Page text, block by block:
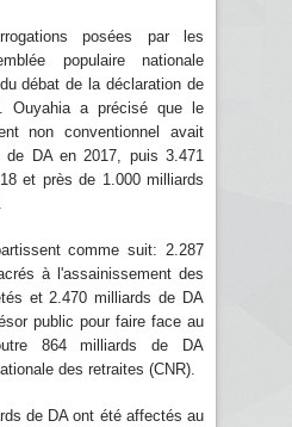
posées par les
populaire nationale
débat de la déclaration de
Ouyahia a précisé que le
non conventionnel avait
de DA en 2017, puis 3.471
et près de 1.000 milliards
comme suit: 2.287
à l'assainissement des
et 2.470 milliards de DA
public pour faire face au
864 milliards de DA
des retraites (CNR).
de DA ont été affectés au